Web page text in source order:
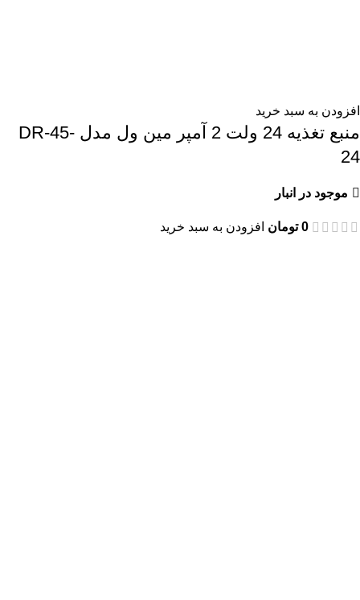
افزودن به سبد خرید
منبع تغذیه 24 ولت 2 آمپر مین ول مدل DR-45-
24
موجود در انبار
0 تومان افزودن به سبد خرید